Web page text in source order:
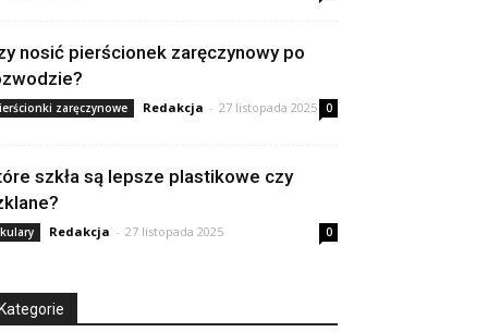
nosić pierścionek zaręczynowy po
zaręczynowe Redakcja - 27 listopada 2025 0
szkła są lepsze plastikowe czy
Redakcja - 27 listopada 2025 0
Kategorie